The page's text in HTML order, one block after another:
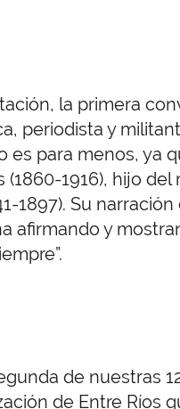
la primera
periodista y
es para menos, ya
(1860-1916), hijo
1897). Su
afirmando y
de nuestras
de Entre Ríos